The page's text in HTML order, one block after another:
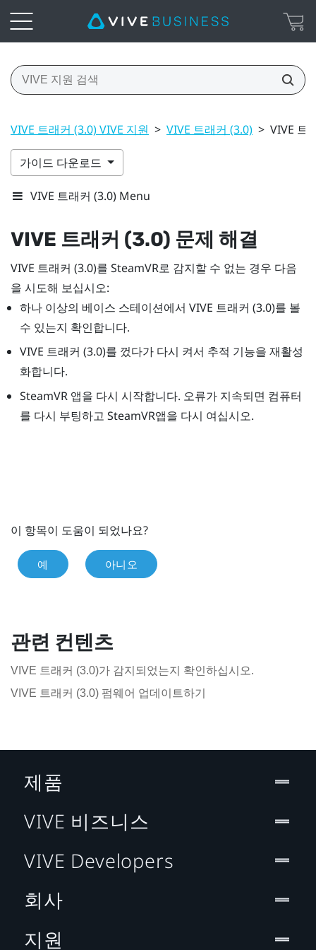
VIVE 트래커 (3.0) VIVE 지원 > VIVE 트래커 (3.0) > VIVE 트
가이드 다운로드
VIVE 트래커 (3.0) Menu
VIVE 트래커 (3.0) 문제 해결
VIVE 트래커 (3.0)를 SteamVR로 감지할 수 없는 경우 다음
을 시도해 보십시오:
하나 이상의 베이스 스테이션에서 VIVE 트래커 (3.0)를 볼
수 있는지 확인합니다.
VIVE 트래커 (3.0)를 껐다가 다시 켜서 추적 기능을 재활성
화합니다.
SteamVR앱을 다시 시작합니다. 오류가 지속되면 컴퓨터
를 다시 부팅하고 SteamVR앱을 다시 여십시오.
이 항목이 도움이 되었나요?
예 아니오
관련 컨텐츠
VIVE 트래커 (3.0)가 감지되었는지 확인하십시오.
VIVE 트래커 (3.0) 펌웨어 업데이트하기
제품
VIVE 비즈니스
VIVE Developers
회사
지원